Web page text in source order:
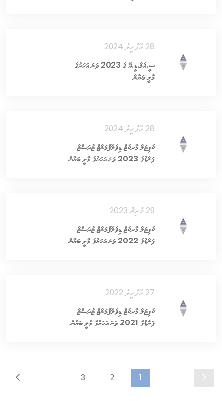
28 އޭޕްރީލު 2024
ސީ.އެމް.ޑީ.އޭ ގެ 2023 ވަނަ އަހަރުގެ
މާލީ ބަޔާން
28 އޭޕްރީލު 2024
ކެޕިޓަލް މާރކެޓް ޑިވެލޮޕްމަންޓް ޓުރަސްޓް
ފަންޑުގެ 2023 ވަނަ އަހަރުގެ މާލީ ބަޔާން
29 މާރިޗު 2023
ކެޕިޓަލް މާރކެޓް ޑިވެލޮޕްމަންޓް ޓުރަސްޓް
ފަންޑުގެ 2022 ވަނަ އަހަރުގެ މާލީ ބަޔާން
27 އޭޕްރީލު 2022
ކެޕިޓަލް މާރކެޓް ޑިވެލޮޕްމަންޓް ޓުރަސްޓް
ފަންޑުގެ 2021 ވަނަ އަހަރުގެ މާލީ ބަޔާން
1
2
3